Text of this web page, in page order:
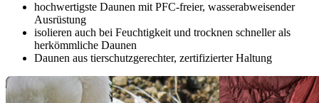
hochwertigste Daunen mit PFC-freier, wasserabweisender
Ausrüstung
isolieren auch bei Feuchtigkeit und trocknen schneller als
herkömmliche Daunen
Daunen aus tierschutzgerechter, zertifizierter Haltung